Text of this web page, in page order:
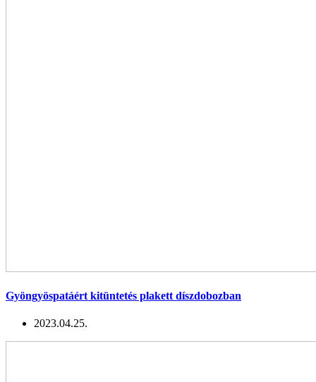
Gyöngyöspatáért kitüntetés plakett díszdobozban
2023.04.25.